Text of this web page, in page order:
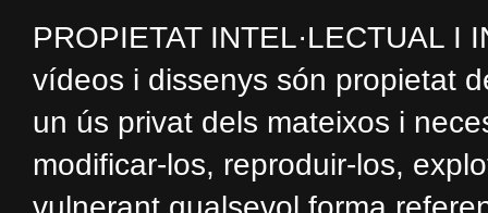
PROPIETAT INTEL·LECTUAL
vídeos i dissenys són propietat
un ús privat dels mateixos i
modificar-los, reproduir-los,